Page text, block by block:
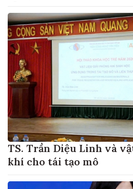
TS. Trần Diệu Linh và
khí cho tái tạo mô